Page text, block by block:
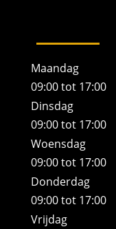
Maandag
09:00 tot 17:00
Dinsdag
09:00 tot 17:00
Woensdag
09:00 tot 17:00
Donderdag
09:00 tot 17:00
Vrijdag